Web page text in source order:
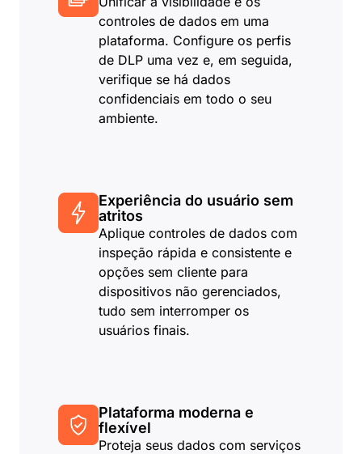
controles de dados em uma
plataforma. Configure os perfis
de DLP uma vez e, em seguida,
verifique se há dados
confidenciais em todo o seu
ambiente.
Experiência do usuário sem
atritos
Aplique controles de dados com
inspeção rápida e consistente e
opções sem cliente para
dispositivos não gerenciados,
tudo sem interromper os
usuários finais.
Plataforma moderna e
flexível
Proteja seus dados com serviços